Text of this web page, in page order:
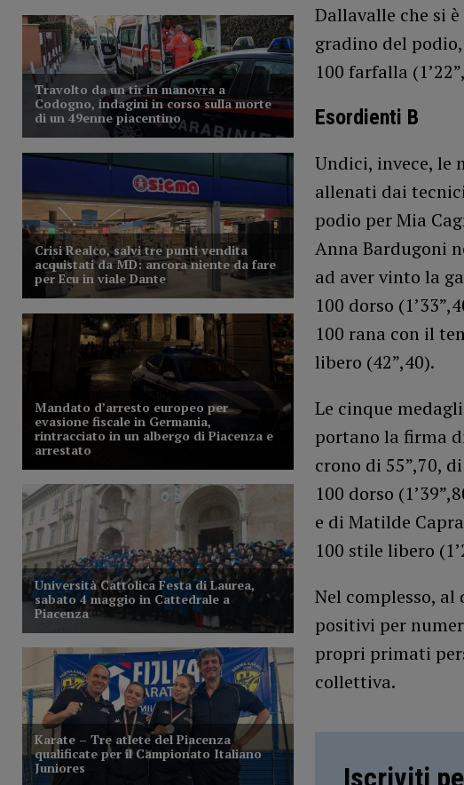
Dallavalle che si
gradino del
100 farfalla
Esordienti B
Undici, invece, le
allenati dai
podio per Mia
Anna Bardugoni
ad aver vinto la
100 dorso
100 rana con il
libero (42”,40).
Le cinque
portano la firma
crono di 55”,70,
100 dorso
e di Matilde
100 stile libero
Nel complesso,
positivi per
propri primati
collettiva.